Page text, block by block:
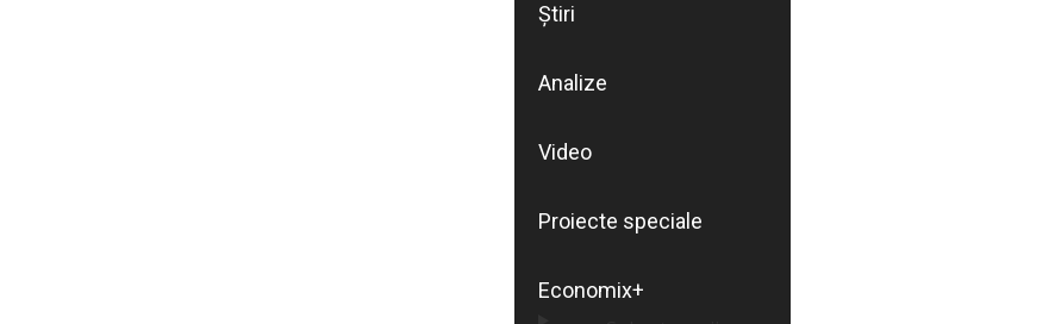
Știri
Analize
Video
Proiecte speciale
Economix+